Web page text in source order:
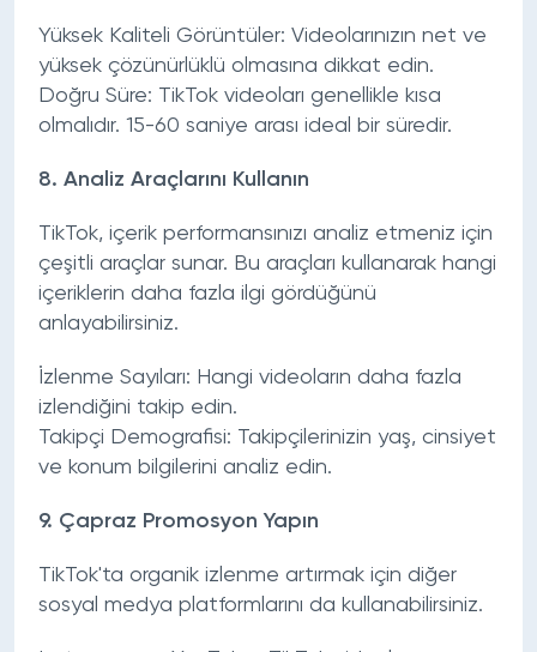
Yüksek Kaliteli Görüntüler: Videolarınızın net ve
yüksek çözünürlüklü olmasına dikkat edin.
Doğru Süre: TikTok videoları genellikle kısa
olmalıdır. 15-60 saniye arası ideal bir süredir.
8. Analiz Araçlarını Kullanın
TikTok, içerik performansınızı analiz etmeniz için
çeşitli araçlar sunar. Bu araçları kullanarak hangi
içeriklerin daha fazla ilgi gördüğünü
anlayabilirsiniz.
İzlenme Sayıları: Hangi videoların daha fazla
izlendiğini takip edin.
Takipçi Demografisi: Takipçilerinizin yaş, cinsiyet
ve konum bilgilerini analiz edin.
9. Çapraz Promosyon Yapın
TikTok'ta organik izlenme artırmak için diğer
sosyal medya platformlarını da kullanabilirsiniz.